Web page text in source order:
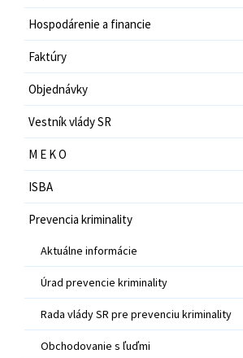
Hospodárenie a financie
Faktúry
Objednávky
Vestník vlády SR
M E K O
ISBA
Prevencia kriminality
Aktuálne informácie
Úrad prevencie kriminality
Rada vlády SR pre prevenciu kriminality
Obchodovanie s ľuďmi